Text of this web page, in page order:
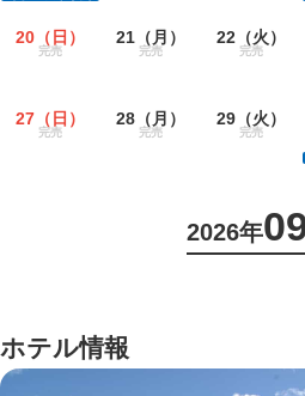
20 （日）
完売
21 （月）
完売
22 （火）
完売
27 （日）
完売
28 （月）
完売
29 （火）
完売
2026年
ホテル情報